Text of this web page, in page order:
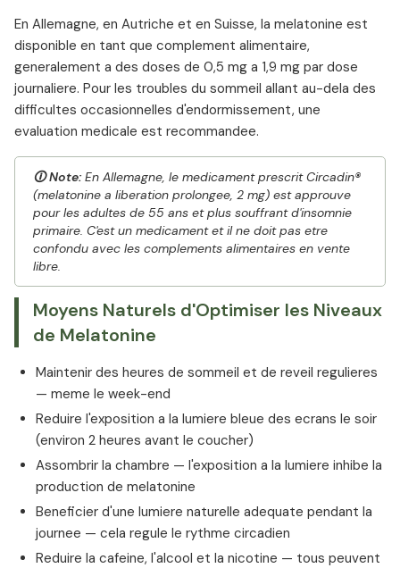
En Allemagne, en Autriche et en Suisse, la melatonine est
disponible en tant que complement alimentaire,
generalement a des doses de 0,5 mg a 1,9 mg par dose
journaliere. Pour les troubles du sommeil allant au-dela des
difficultes occasionnelles d'endormissement, une
evaluation medicale est recommandee.
🛈 Note: En Allemagne, le medicament prescrit Circadin®
(melatonine a liberation prolongee, 2 mg) est approuve
pour les adultes de 55 ans et plus souffrant d'insomnie
primaire. C'est un medicament et il ne doit pas etre
confondu avec les complements alimentaires en vente
libre.
Moyens Naturels d'Optimiser les Niveaux
de Melatonine
Maintenir des heures de sommeil et de reveil regulieres
— meme le week-end
Reduire l'exposition a la lumiere bleue des ecrans le soir
(environ 2 heures avant le coucher)
Assombrir la chambre — l'exposition a la lumiere inhibe la
production de melatonine
Beneficier d'une lumiere naturelle adequate pendant la
journee — cela regule le rythme circadien
Reduire la cafeine, l'alcool et la nicotine — tous peuvent